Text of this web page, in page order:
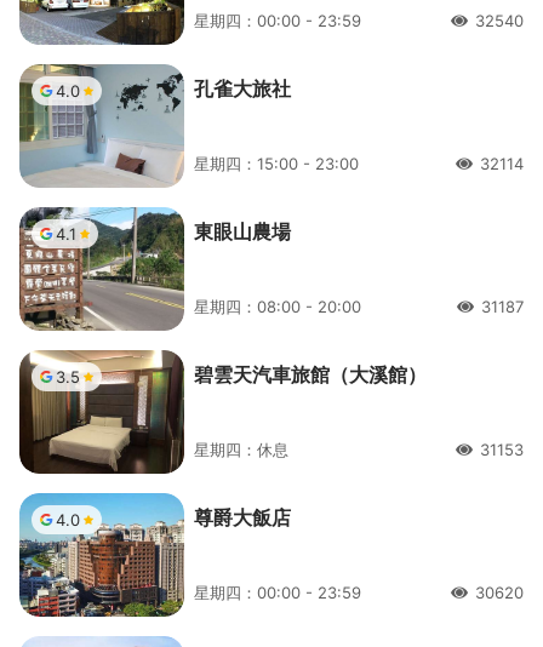
星期四：00:00 - 23:59 人氣32540
4.0 孔雀大旅社
星期四：15:00 - 23:00 人氣32114
4.1 東眼山農場
星期四：08:00 - 20:00 人氣31187
3.5 碧雲天汽車旅館（大溪館）
星期四：休息 人氣31153
4.0 尊爵大飯店
星期四：00:00 - 23:59 人氣30620